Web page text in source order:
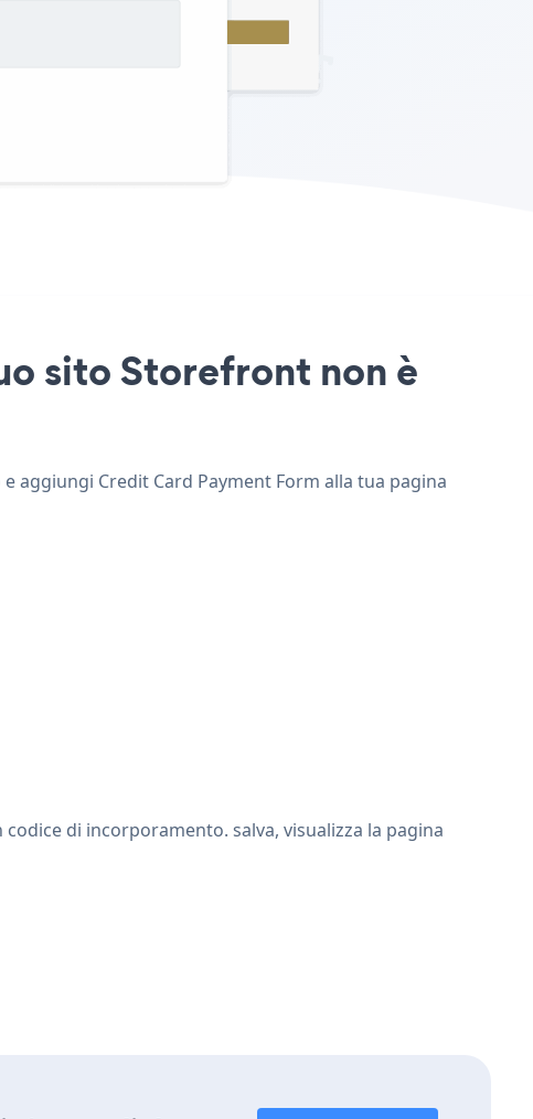
sito Storefront non è
aggiungi Credit Card Payment Form alla tua pagina
di incorporamento. salva, visualizza la pagina